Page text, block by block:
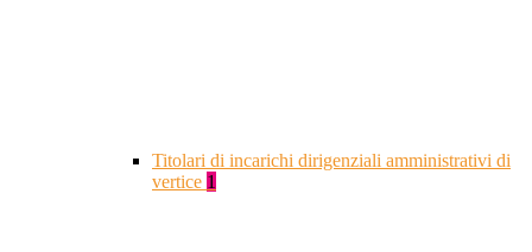
Titolari di incarichi dirigenziali amministrativi di
vertice 1